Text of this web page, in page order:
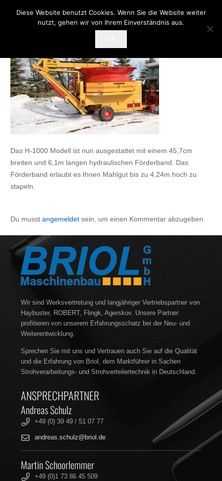
Das H-1000 Modell ist nun ausgestattet mit einem 45,7cm
breiten und 6,1m langen hydraulischen Förderband. Das
Förderband erlaubt es Ihnen Mahlgut bis zu 4,24m hoch zu
stapeln.
Du musst angemeldet sein, um einen Kommentar abzugeben.
Wir sind Werksvertretung und langjähriger Vertriebspartner von
Haybuster, ROBERT, Flingk, Agerskov. Unsere Partner
profitieren von unserem Erfahrungsschatz bei der Neu- und
Weiterentwicklung.
Sprechen Sie mit uns und Vertrauen auch Sie auf die Qualität
und die Erfahrung von Briol, dem Marktführer in Sachen
Strohverarbeitungs- und Strohverteilertechnik in Deutschland.
ANSPRECHPARTNER
Andreas Schulz
+49 (0) 39 49 / 51 07 77
andreas.schulz@briol.de
Martin Schoorlemmer
+49 (0)1 73 86 45 509
Diese Website benutzt Cookies. Wenn Sie die Website weiter
nutzt, gehen wir von Ihrem Einverständnis aus.